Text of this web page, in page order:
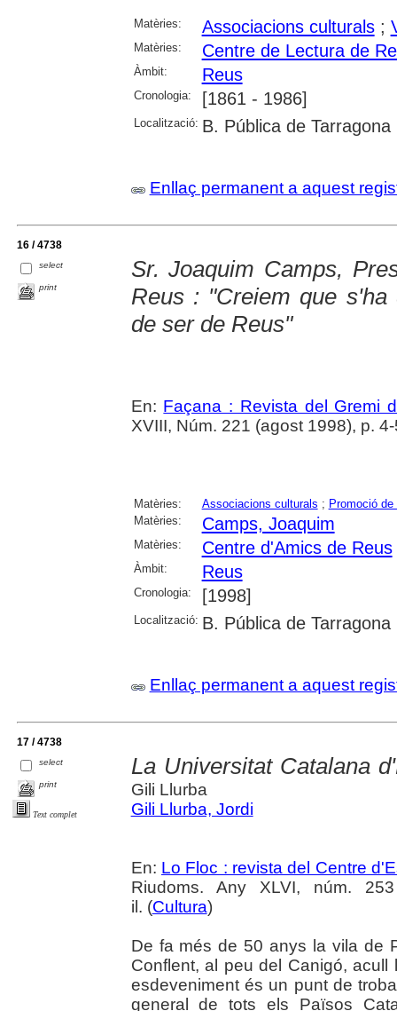
Matèries: Associacions culturals;
Matèries: Centre de Lectura de
Àmbit: Reus
Cronologia: [1861 - 1986]
Localització: B. Pública de Tarragona
Enllaç permanent a aquest
16 / 4738
select
print
Sr. Joaquim Camps,
Reus : "Creiem que
de ser de Reus"
En: Façana : Revista del Gremi
XVIII, Núm. 221 (agost 1998), p.
Matèries: Associacions culturals ; Promoció
Matèries:
Camps, Joaquim
Matèries: Centre d'Amics de Reus
Àmbit: Reus
Cronologia: [1998]
Localització: B. Pública de Tarragona
Enllaç permanent a aquest
17 / 4738
select
print
Text complet
La Universitat Catalana
Gili Llurba
Gili Llurba, Jordi
En: Lo Floc : revista del Centre
Riudoms. Any XLVI, núm.
il. (Cultura)
De fa més de 50 anys la vila de
Conflent, al peu del Canigó,
esdeveniment és un punt de
general de tots els Països